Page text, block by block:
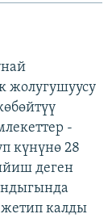
жолугушуусу
-
күнүнө 28
деген
калды